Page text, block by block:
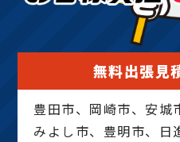
無料出張見
豊田市、岡崎市、安城
みよし市、豊明市、日